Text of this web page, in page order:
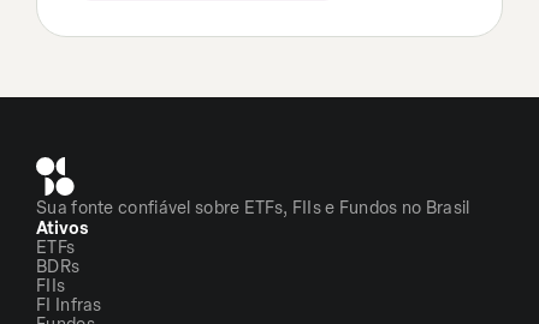
Sua fonte confiável sobre ETFs, FIIs e Fundos no Brasil
Ativos
ETFs
BDRs
FIIs
FI Infras